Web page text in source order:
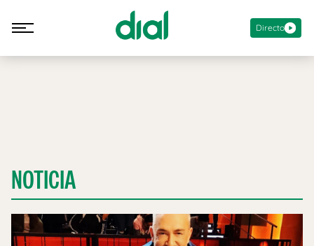
Directo
NOTICIA